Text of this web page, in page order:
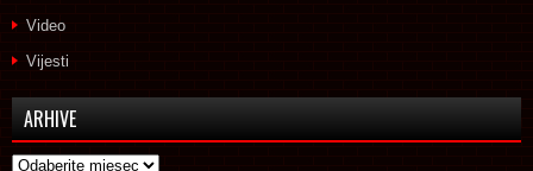
Video
Vijesti
ARHIVE
Arhive